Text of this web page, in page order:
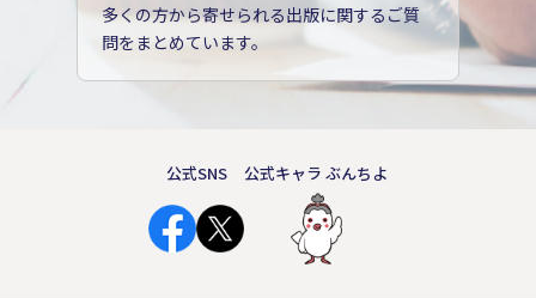
多くの方から寄せられる出版に関するご質
問をまとめています。
公式SNS 公式キャラ ぶんちよ